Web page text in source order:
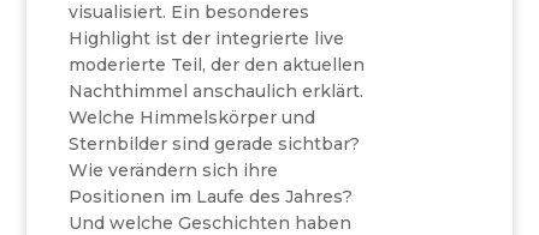
visualisiert. Ein besonderes
Highlight ist der integrierte live
moderierte Teil, der den aktuellen
Nachthimmel anschaulich erklärt.
Welche Himmelskörper und
Sternbilder sind gerade sichtbar?
Wie verändern sich ihre
Positionen im Laufe des Jahres?
Und welche Geschichten haben